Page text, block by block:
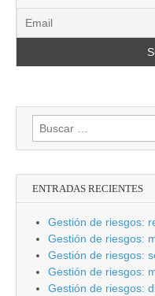
Buscar:
ENTRADAS RECIENTES
Gestión de riesgos:
Gestión de riesgos:
Gestión de riesgos:
Gestión de riesgos:
Gestión de riesgos: